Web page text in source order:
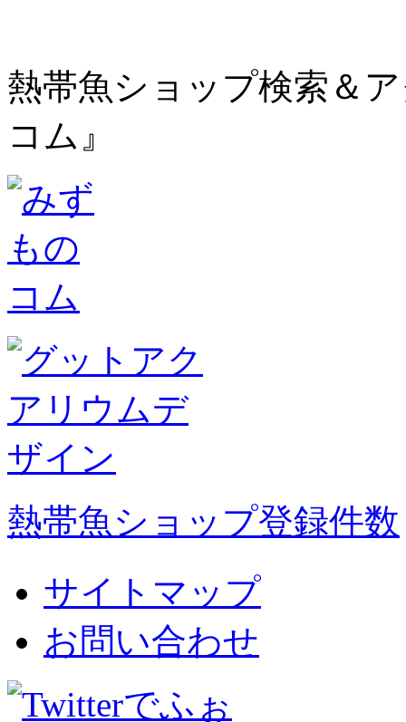
熱帯魚ショップ検索＆
コム』
熱帯魚ショップ登録件数
サイトマップ
お問い合わせ